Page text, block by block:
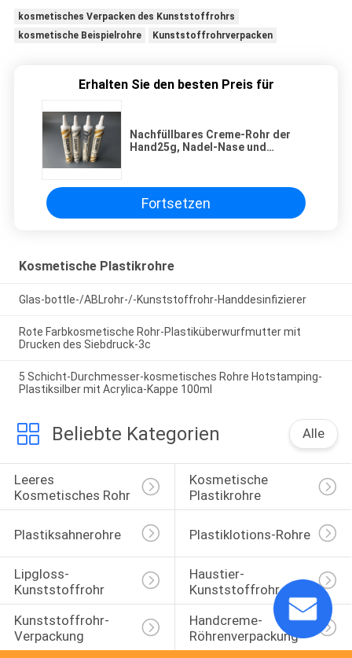
kosmetisches Verpacken des Kunststoffrohrs
kosmetische Beispielrohre
Kunststoffrohrverpacken
Erhalten Sie den besten Preis für
Nachfüllbares Creme-Rohr der
Hand25g, Nadel-Nase und
Fortsetzen
Kosmetische Plastikrohre
Glas-bottle-/ABLrohr-/-Kunststoffrohr-Handdesinfizierer
Rote Farbkosmetische Rohr-Plastiküberwurfmutter mit
Drucken des Siebdruck-3c
5 Schicht-Durchmesser-kosmetisches Rohre Hotstamping-
Plastiksilber mit Acrylica-Kappe 100ml
Beliebte Kategorien Alle
Leeres
Kosmetisches Rohr
Kosmetische
Plastikrohre
Plastiksahnerohre Plastiklotions-Rohre
Lipgloss-
Kunststoffrohr
Haustier-
Kunststoffrohr
Kunststoffrohr-
Verpackung
Handcreme-
Röhrenverpackung